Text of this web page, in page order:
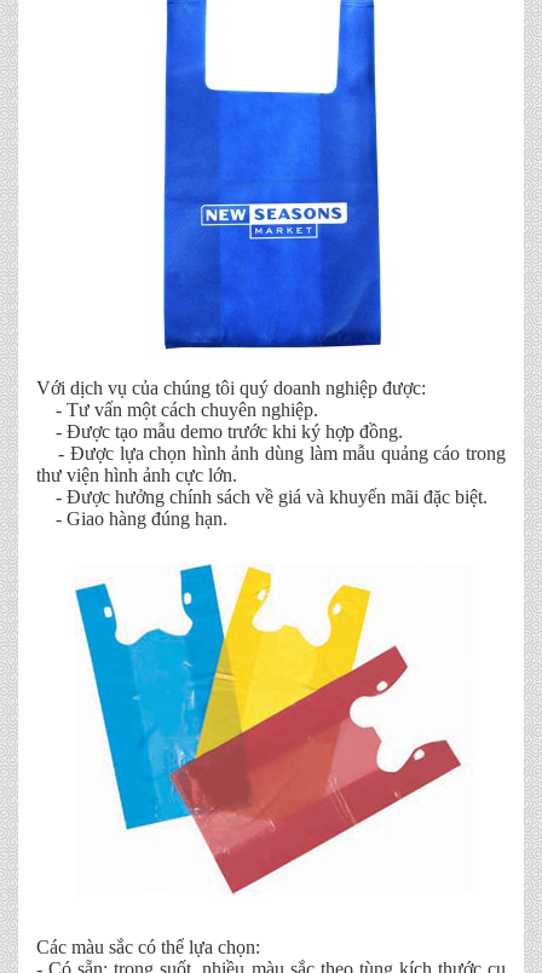
Với dịch vụ của chúng tôi quý doanh nghiệp được:
- Tư vấn một cách chuyên nghiệp.
- Được tạo mẫu demo trước khi ký hợp đồng.
- Được lựa chọn hình ảnh dùng làm mẫu quảng cáo trong
thư viện hình ảnh cực lớn.
- Được hưởng chính sách về giá và khuyến mãi đặc biệt.
- Giao hàng đúng hạn.
Các màu sắc có thể lựa chọn: